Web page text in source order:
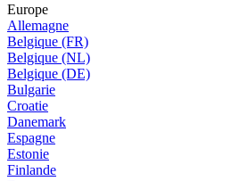
Europe
Allemagne
Belgique (FR)
Belgique (NL)
Belgique (DE)
Bulgarie
Croatie
Danemark
Espagne
Estonie
Finlande